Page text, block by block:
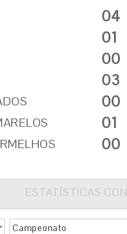
04
01
00
03
00
01
00
ESTATÍSTICAS
Campeonato